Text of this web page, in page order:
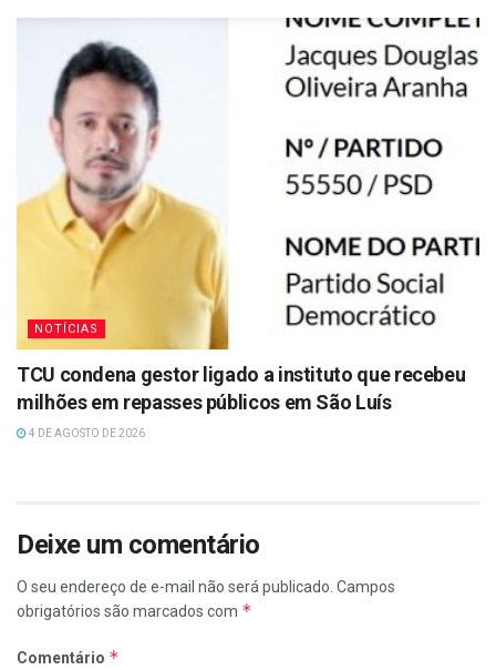
NOTÍCIAS
TCU condena gestor ligado a instituto que recebeu
milhões em repasses públicos em São Luís
4 DE AGOSTO DE 2026
Deixe um comentário
O seu endereço de e-mail não será publicado. Campos
obrigatórios são marcados com *
Comentário *